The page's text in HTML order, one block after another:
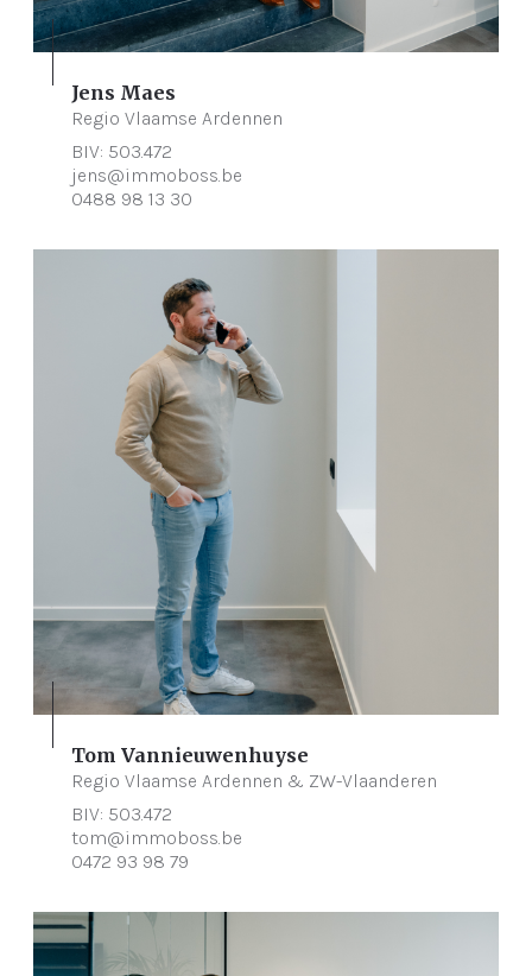
Jens Maes
Regio Vlaamse Ardennen
BIV: 503.472
jens@immoboss.be
0488 98 13 30
Tom Vannieuwenhuyse
Regio Vlaamse Ardennen & ZW-Vlaanderen
BIV: 503.472
tom@immoboss.be
0472 93 98 79